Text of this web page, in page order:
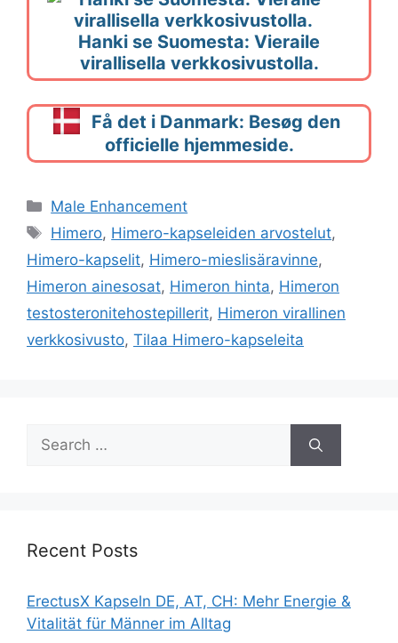
Hanki se Suomesta: Vieraile
virallisella verkkosivustolla.
Få det i Danmark: Besøg den
officielle hjemmeside.
Categories
Male Enhancement
Tags
Himero, Himero-kapseleiden arvostelut,
Himero-kapselit, Himero-mieslisäravinne,
Himeron ainesosat, Himeron hinta, Himeron
testosteronitehostepillerit, Himeron virallinen
verkkosivusto, Tilaa Himero-kapseleita
Search
for:
Recent Posts
ErectusX Kapseln DE, AT, CH: Mehr Energie &
Vitalität für Männer im Alltag